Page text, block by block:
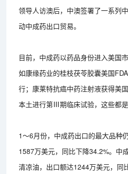
领导人访澳后，中澳签署了一系列
动中成药出口贸易。
目前，中成药以药品身份进入美国
如康缘药业的桂枝茯苓胶囊美国
行；康莱特抗癌中药注射液获得美
本土进行第Ⅲ期临床试验，这些都是
1～6月份，中成药出口的最大品种
1587万美元，同比下降34.2%。中
清凉油，出口额达1244万美元，同